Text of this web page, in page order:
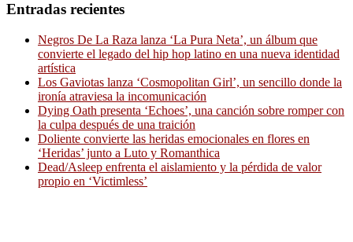
Entradas recientes
Negros De La Raza lanza ‘La Pura Neta’, un álbum que
convierte el legado del hip hop latino en una nueva identidad
artística
Los Gaviotas lanza ‘Cosmopolitan Girl’, un sencillo donde la
ironía atraviesa la incomunicación
Dying Oath presenta ‘Echoes’, una canción sobre romper con
la culpa después de una traición
Doliente convierte las heridas emocionales en flores en
‘Heridas’ junto a Luto y Romanthica
Dead/Asleep enfrenta el aislamiento y la pérdida de valor
propio en ‘Victimless’